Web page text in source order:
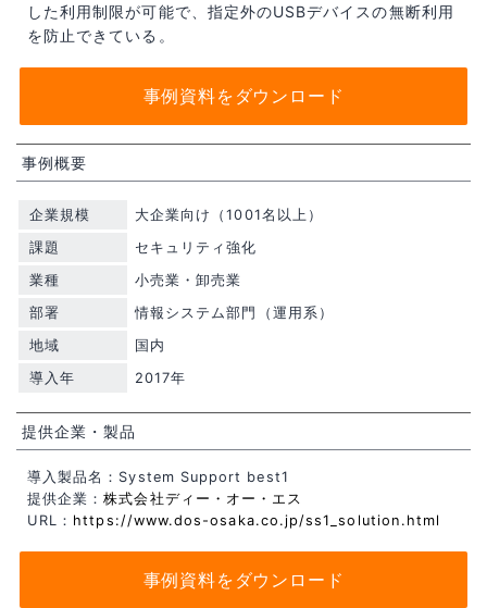
した利用制限が可能で、指定外のUSBデバイスの無断利用
を防止できている。
事例資料をダウンロード
事例概要
企業規模
大企業向け（1001名以上）
課題
セキュリティ強化
業種
小売業・卸売業
部署
情報システム部門（運用系）
地域
国内
導入年
2017年
提供企業・製品
導入製品名：System Support best1
提供企業：株式会社ディー・オー・エス
URL： https://www.dos-osaka.co.jp/ss1_solution.html
事例資料をダウンロード